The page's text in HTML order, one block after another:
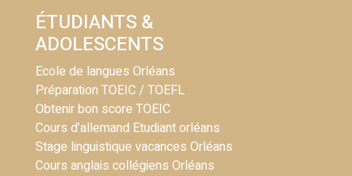
ÉTUDIANTS &
ADOLESCENTS
Ecole de langues Orléans
Préparation TOEIC / TOEFL
Obtenir bon score TOEIC
Cours d’allemand Etudiant orléans
Stage linguistique vacances Orléans
Cours anglais collégiens Orléans